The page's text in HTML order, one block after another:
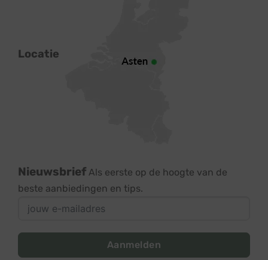
Locatie
Nieuwsbrief Als eerste op de hoogte van de
beste aanbiedingen en tips.
Aanmelden